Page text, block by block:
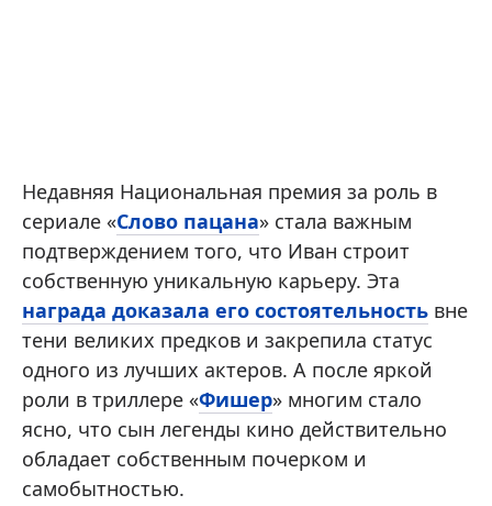
Недавняя Национальная премия за роль в
сериале «Слово пацана» стала важным
подтверждением того, что Иван строит
собственную уникальную карьеру. Эта
награда доказала его состоятельность вне
тени великих предков и закрепила статус
одного из лучших актеров. А после яркой
роли в триллере «Фишер» многим стало
ясно, что сын легенды кино действительно
обладает собственным почерком и
самобытностью.